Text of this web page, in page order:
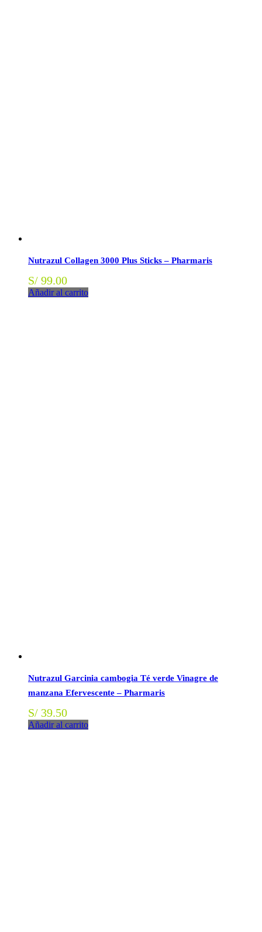
Nutrazul Collagen 3000 Plus Sticks – Pharmaris
S/ 99.00
Añadir al carrito
Nutrazul Garcinia cambogia Té verde Vinagre de
manzana Efervescente – Pharmaris
S/ 39.50
Añadir al carrito